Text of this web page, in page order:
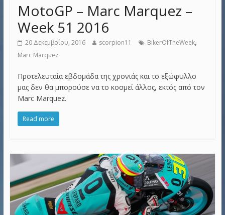
MotoGP – Marc Marquez –
Week 51 2016
20 Δεκεμβρίου, 2016 scorpion11 BikerOfTheWeek,
Marc Marquez
Προτελευταία εβδομάδα της χρονιάς και το εξώφυλλο
μας δεν θα μπορούσε να το κοσμεί άλλος, εκτός από τον
Marc Marquez.
Read more